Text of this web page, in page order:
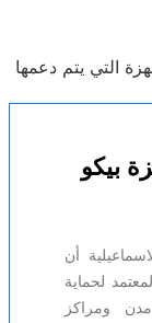
بيكو
أن
لحماية
ومراكز